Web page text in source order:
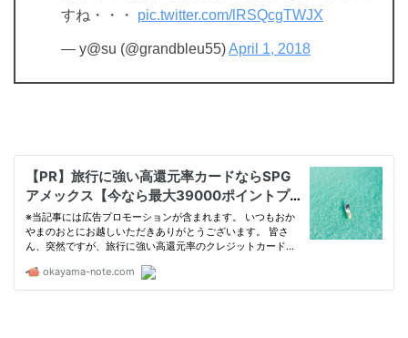
すね・・・ pic.twitter.com/lRSQcgTWJX
— y@su (@grandbleu55)April 1, 2018